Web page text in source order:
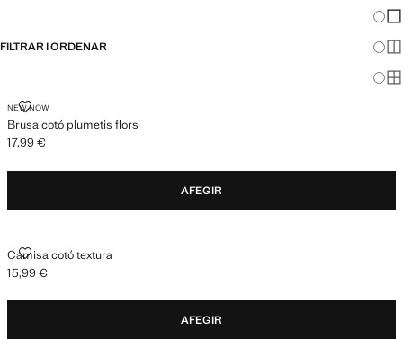
FILTRAR I ORDENAR
NEW NOW
Brusa cotó plumetis flors
BRUSA COTÓ PLUMETIS FLORS
Preu actual [17,99 € ]
17,99 €
AFEGIR
Camisa cotó textura
CAMISA COTÓ TEXTURA
Preu actual [15,99 € ]
15,99 €
AFEGIR